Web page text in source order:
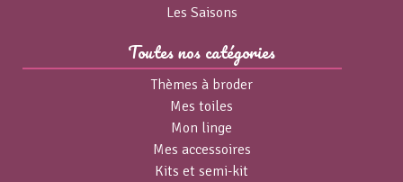
Les Saisons
Toutes nos catégories
Thèmes à broder
Mes toiles
Mon linge
Mes accessoires
Kits et semi-kit